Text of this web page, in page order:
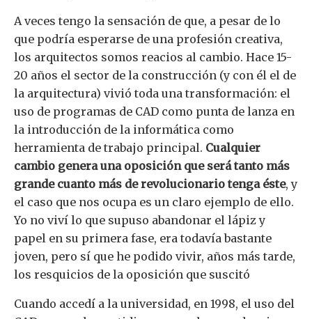
A veces tengo la sensación de que, a pesar de lo
que podría esperarse de una profesión creativa,
los arquitectos somos reacios al cambio. Hace 15-
20 años el sector de la construcción (y con él el de
la arquitectura) vivió toda una transformación: el
uso de programas de CAD como punta de lanza en
la introducción de la informática como
herramienta de trabajo principal. Cualquier
cambio genera una oposición que será tanto más
grande cuanto más de revolucionario tenga éste, y
el caso que nos ocupa es un claro ejemplo de ello.
Yo no viví lo que supuso abandonar el lápiz y
papel en su primera fase, era todavía bastante
joven, pero sí que he podido vivir, años más tarde,
los resquicios de la oposición que suscitó
Cuando accedí a la universidad, en 1998, el uso del